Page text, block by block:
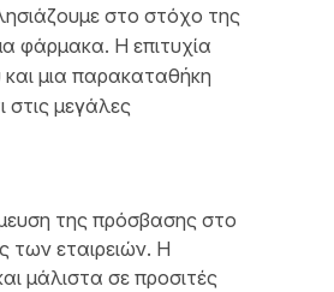
στο στόχο της
φάρμακα. Η επιτυχία
μια παρακαταθήκη
μεγάλες
της πρόσβασης στο
των εταιρειών. Η
μάλιστα σε προσιτές